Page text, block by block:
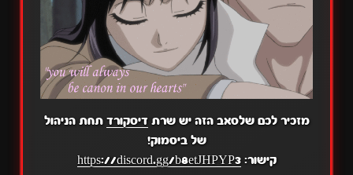
מזכיר לכם שלסאב הזה יש שרת דיסקורד תחת הניהול
של ביסמוק!
קישור:https://discord.gg/b8etJHPYP3